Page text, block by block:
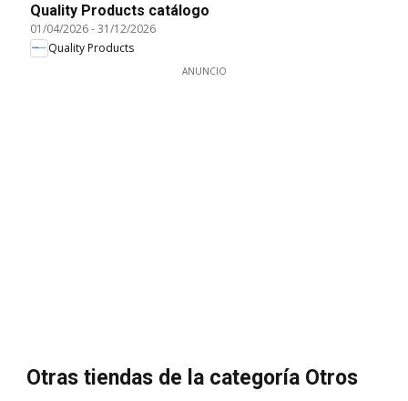
Quality Products catálogo
01/04/2026-31/12/2026
Quality Products
ANUNCIO
Otras tiendas de la categoría Otros